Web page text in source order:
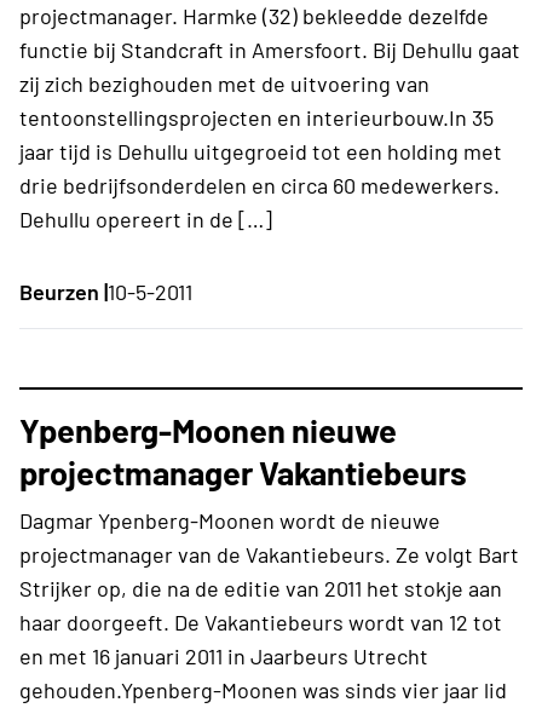
projectmanager. Harmke (32) bekleedde dezelfde
functie bij Standcraft in Amersfoort. Bij Dehullu gaat
zij zich bezighouden met de uitvoering van
tentoonstellingsprojecten en interieurbouw.In 35
jaar tijd is Dehullu uitgegroeid tot een holding met
drie bedrijfsonderdelen en circa 60 medewerkers.
Dehullu opereert in de […]
Beurzen |10-5-2011
Ypenberg-Moonen nieuwe
projectmanager Vakantiebeurs
Dagmar Ypenberg-Moonen wordt de nieuwe
projectmanager van de Vakantiebeurs. Ze volgt Bart
Strijker op, die na de editie van 2011 het stokje aan
haar doorgeeft. De Vakantiebeurs wordt van 12 tot
en met 16 januari 2011 in Jaarbeurs Utrecht
gehouden.Ypenberg-Moonen was sinds vier jaar lid